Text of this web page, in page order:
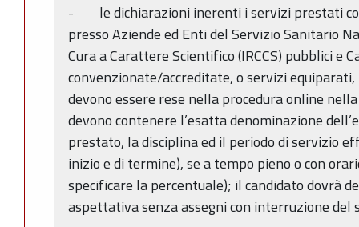
- le dichiarazioni inerenti i servizi prestati
presso Aziende ed Enti del Servizio Sanitario
Cura a Carattere Scientifico (IRCCS) pubblici e
convenzionate/accreditate, o servizi
devono essere rese nella procedura online
devono contenere l’esatta denominazione
prestato, la disciplina ed il periodo di servizio
inizio e di termine), se a tempo pieno o con
specificare la percentuale); il candidato dovrà
aspettativa senza assegni con interruzione del